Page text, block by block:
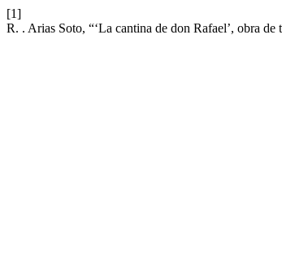
[1]
R. . Arias Soto, “‘La cantina de don Rafael’, obra